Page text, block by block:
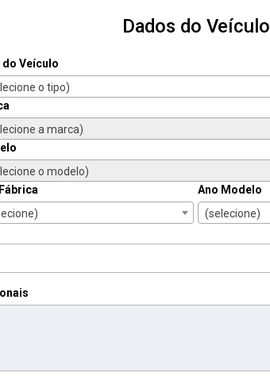
Dados do Veículo
do Veículo
o tipo)
a marca)
o modelo)
Ano Modelo
(selecione)